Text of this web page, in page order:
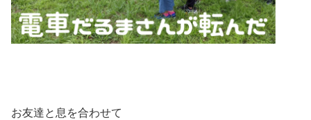
お友達と息を合わせて